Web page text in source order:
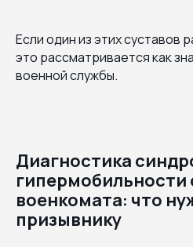
Если один из этих суставов
это рассматривается как
военной службы.
Диагностика
гипермобильности
военкомата: что
призывнику